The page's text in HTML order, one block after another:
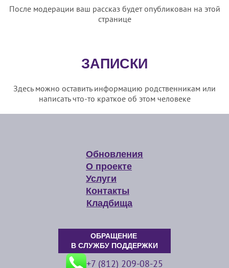
После модерации ваш рассказ будет опубликован на этой
странице
ЗАПИСКИ
Здесь можно оставить информацию родственникам или
написать что-то краткое об этом человеке
Обновления
О проекте
Услуги
Контакты
Кладбища
ОБРАЩЕНИЕ
В СЛУЖБУ ПОДДЕРЖКИ
+7 (812) 209-08-25